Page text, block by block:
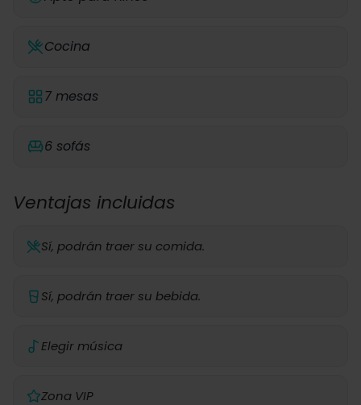
Cocina
7 mesas
6 sofás
Ventajas incluidas
Sí, podrán traer su comida.
Sí, podrán traer su bebida.
Elegir música
Zona VIP